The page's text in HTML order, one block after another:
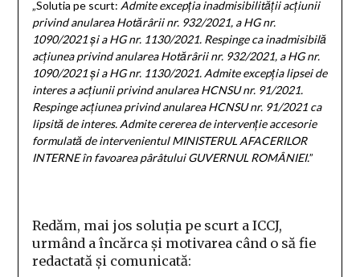
„Solutia pe scurt: Admite excepţia inadmisibilităţii acţiunii
privind anularea Hotărârii nr. 932/2021, a HG nr.
1090/2021 şi a HG nr. 1130/2021. Respinge ca inadmisibilă
acţiunea privind anularea Hotărârii nr. 932/2021, a HG nr.
1090/2021 şi a HG nr. 1130/2021. Admite excepţia lipsei de
interes a acţiunii privind anularea HCNSU nr. 91/2021.
Respinge acţiunea privind anularea HCNSU nr. 91/2021 ca
lipsită de interes. Admite cererea de intervenţie accesorie
formulată de intervenientul MINISTERUL AFACERILOR
INTERNE în favoarea pârâtului GUVERNUL ROMÂNIEI.”
Redăm, mai jos soluția pe scurt a ICCJ,
urmând a încărca și motivarea când o să fie
redactată și comunicată: